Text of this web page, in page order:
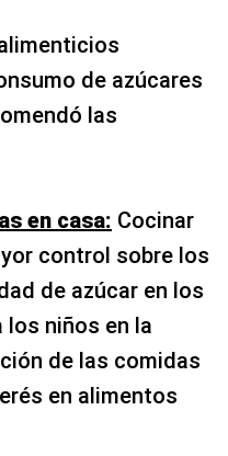
de azúcares
las
en casa: Cocinar
control sobre los
de azúcar en los
los niños en la
de las comidas
en alimentos